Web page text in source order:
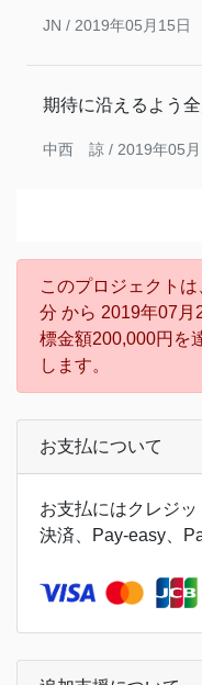
JN / 2019年05月15日
期待に沿えるよう
中西 諒 / 2019年05
このプロジェクト
分 から 2019年07月
標金額200,000円を
します。
お支払について
お支払にはクレジ
決済、Pay-easy、